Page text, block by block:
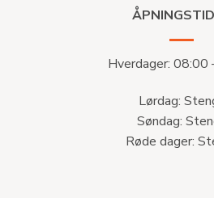
Hverdager: 08:00
Lørdag:
Søndag:
Røde dager: